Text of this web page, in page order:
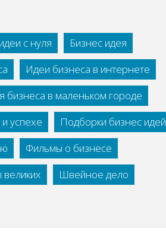
с нуля
Бизнес идея
Идеи бизнеса в интернете
бизнеса в маленьком городе
успехе
Подборки бизнес идей
Фильмы о бизнесе
великих Швейное дело